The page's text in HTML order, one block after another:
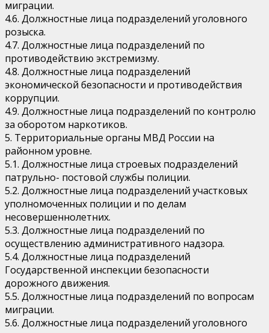
миграции.
4.6. Должностные лица подразделений уголовного
розыска.
4.7. Должностные лица подразделений по
противодействию экстремизму.
4.8. Должностные лица подразделений
экономической безопасности и противодействия
коррупции.
4.9. Должностные лица подразделений по контролю
за оборотом наркотиков.
5. Территориальные органы МВД России на
районном уровне.
5.1. Должностные лица строевых подразделений
патрульно- постовой службы полиции.
5.2. Должностные лица подразделений участковых
уполномоченных полиции и по делам
несовершеннолетних.
5.3. Должностные лица подразделений по
осуществлению административного надзора.
5.4. Должностные лица подразделений
Государственной инспекции безопасности
дорожного движения.
5.5. Должностные лица подразделений по вопросам
миграции.
5.6. Должностные лица подразделений уголовного